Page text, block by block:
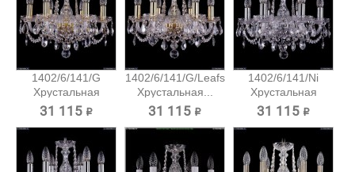
1402/6/141/G
Хрустальная
подвесная...
31 115 ₽
1402/6/141/G/Leafs
Хрустальная...
31 115 ₽
1402/6/141/Ni
Хрустальная
подвесная...
31 115 ₽